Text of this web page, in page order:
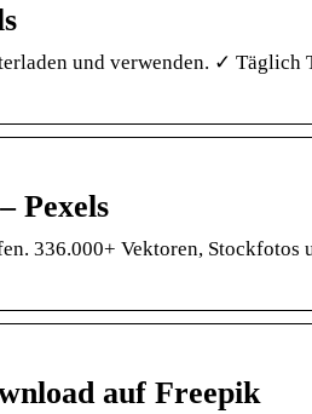
und verwenden. ✓
Pexels
336.000+ Vektoren,
auf Freepik